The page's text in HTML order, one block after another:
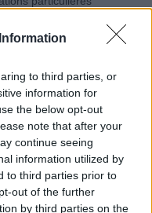
to third parties, or
information for
the below opt-out
note that after your
continue seeing
information utilized by
to third parties prior to
out of the further
by third parties on the
chez l’adulte : la
100 cas par million
000 à 7 000 patients